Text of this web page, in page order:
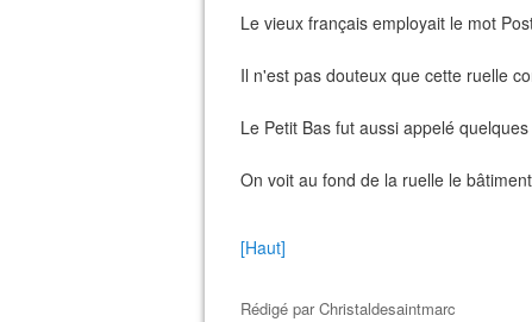
Le vieux français employait le mot
Il n'est pas douteux que cette ruelle
Le Petit Bas fut aussi appelé
On voit au fond de la ruelle le
[Haut]
Rédigé parChristaldesaintmarc